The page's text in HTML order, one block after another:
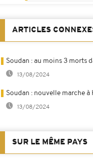
ARTICLES
Soudan : au moins 3 morts
13/08/2024
Soudan : nouvelle marche
13/08/2024
SUR LE MÊME PAYS